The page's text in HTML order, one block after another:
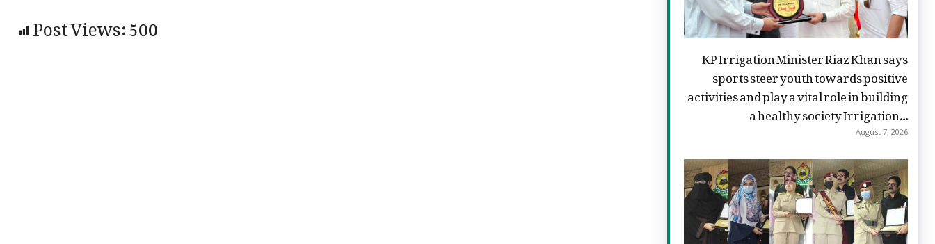
Post Views:500
KP Irrigation Minister Riaz Khan says
sports steer youth towards positive
activities and play a vital role in building
a healthy society Irrigation...
August 7, 2026